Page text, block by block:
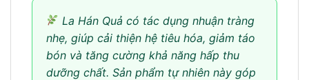
La Hán Quả có tác dụng nhuận tràng
nhẹ, giúp cải thiện hệ tiêu hóa, giảm táo
bón và tăng cường khả năng hấp thu
dưỡng chất. Sản phẩm tự nhiên này góp